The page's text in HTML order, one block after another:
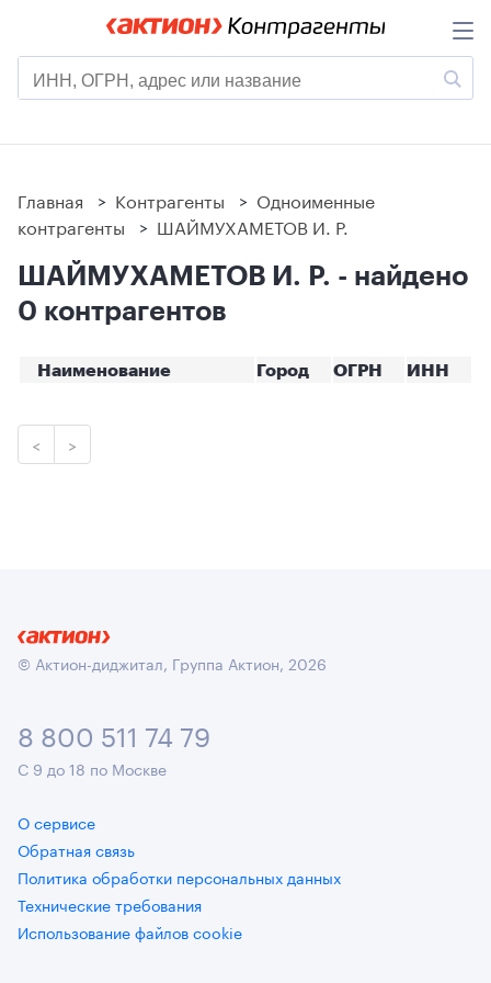
Главная > Контрагенты > Одноименные
контрагенты > ШАЙМУХАМЕТОВ И. Р.
ШАЙМУХАМЕТОВ И. Р. - найдено
0 контрагентов
Наименование Город ОГРН ИНН
< >
© Актион-диджитал, Группа Актион, 2026
8 800 511 74 79
С 9 до 18 по Москве
О сервисе
Обратная связь
Политика обработки персональных данных
Технические требования
Использование файлов cookie